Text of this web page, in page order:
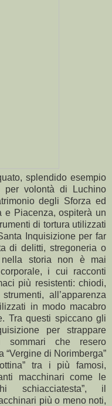
splendido esempio
per volontà di Luchino
degli Sforza ed
e Piacenza, ospiterà un
di tortura utilizzati
Inquisizione per far
di delitti, stregoneria o
nella storia non è mai
i cui racconti
più resistenti: chiodi,
all’apparenza
in modo macabro
Tra questi spiccano gli
per strappare
sommari che resero
“Vergine di Norimberga”
tra i più famosi,
macchinari come le
schiacciatesta”, il
più o meno noti,